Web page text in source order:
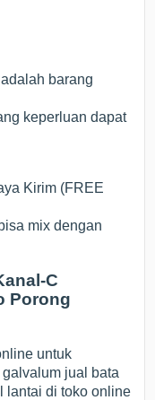
barang
keperluan dapat
Kirim (FREE
mix dengan
C
Porong
untuk
jual bata
lantai di toko online